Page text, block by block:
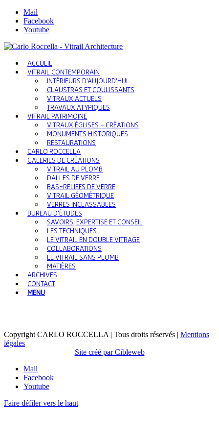
Mail
Facebook
Youtube
ACCUEIL
VITRAIL CONTEMPORAIN
INTÉRIEURS D’AUJOURD’HUI
CLAUSTRAS ET COULISSANTS
VITRAUX ACTUELS
TRAVAUX ATYPIQUES
VITRAIL PATRIMOINE
VITRAUX ÉGLISES – CRÉATIONS
MONUMENTS HISTORIQUES
RESTAURATIONS
CARLO ROCCELLA
GALERIES DE CRÉATIONS
VITRAIL AU PLOMB
DALLES DE VERRE
BAS-RELIEFS DE VERRE
VITRAIL GÉOMÉTRIQUE
VERRES INCLASSABLES
BUREAU D’ÉTUDES
SAVOIRS, EXPERTISE ET CONSEIL
LES TECHNIQUES
LE VITRAIL EN DOUBLE VITRAGE
COLLABORATIONS
LE VITRAIL SANS PLOMB
MATIÈRES
ARCHIVES
CONTACT
MENU
Copyright CARLO ROCCELLA | Tous droits réservés | Mentions
légales
Site créé par Cibleweb
Mail
Facebook
Youtube
Faire défiler vers le haut